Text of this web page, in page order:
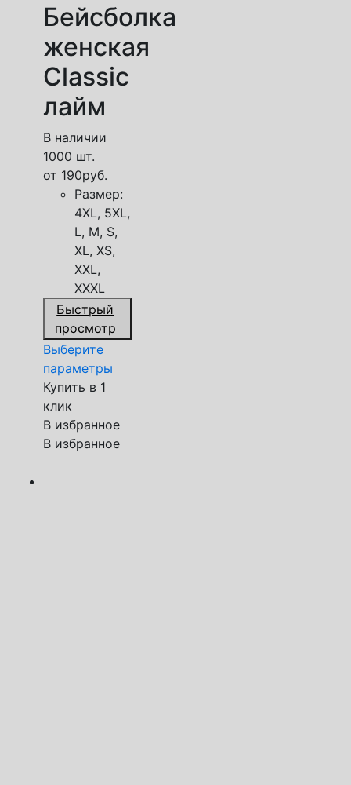
Бейсболка
женская
Classic
лайм
В наличии
1000 шт.
от 190руб.
Размер:
4XL, 5XL,
L, M, S,
XL, XS,
XXL,
XXXL
Быстрый
просмотр
Выберите
параметры
Купить в 1
клик
В избранное
В избранное